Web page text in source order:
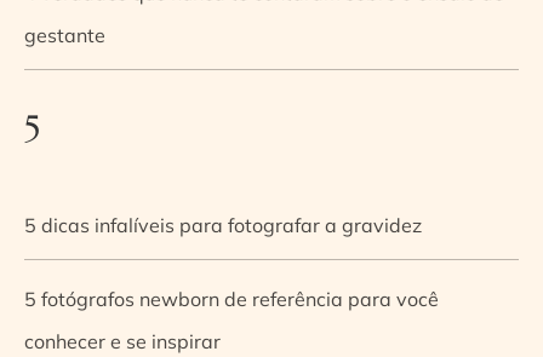
gestante
5
5 dicas infalíveis para fotografar a gravidez
5 fotógrafos newborn de referência para você
conhecer e se inspirar